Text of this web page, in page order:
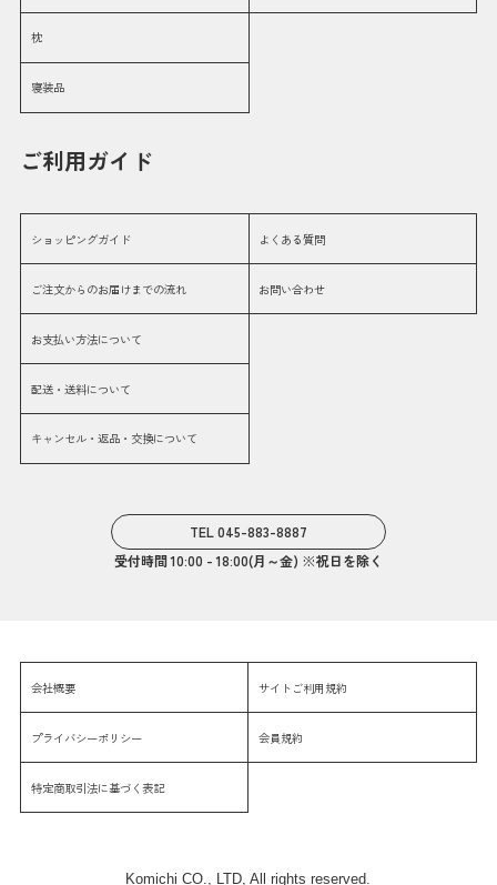
枕
寝装品
ご利用ガイド
ショッピングガイド
ご注文からのお届けまでの流れ
お支払い方法について
配送・送料について
キャンセル・返品・交換について
よくある質問
お問い合わせ
TEL 045-883-8887
受付時間 10:00 - 18:00(月～金) ※祝日を除く
会社概要
プライバシーポリシー
特定商取引法に基づく表記
サイトご利用規約
会員規約
Komichi CO., LTD, All rights reserved.